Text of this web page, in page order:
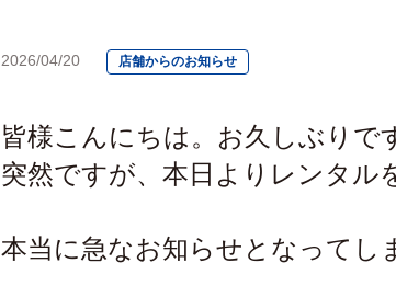
2026/04/20 店舗からのお知らせ
皆様こんにちは。お久しぶりで
突然ですが、本日よりレンタ
本当に急なお知らせとなってし